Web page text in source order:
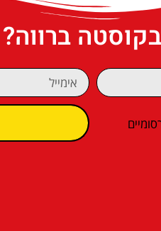
ברווה?